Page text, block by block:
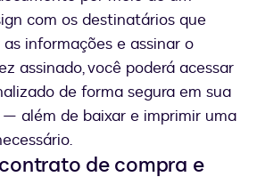
com os destinatários que
as informações e assinar o
assinado, você poderá acessar
de forma segura em sua
além de baixar e imprimir uma
de compra e